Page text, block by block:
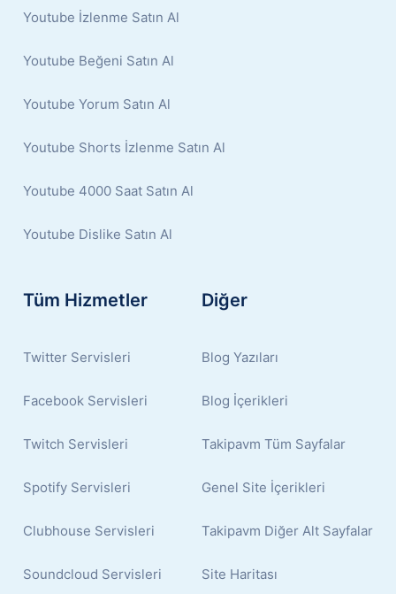
Youtube İzlenme Satın Al
Youtube Beğeni Satın Al
Youtube Yorum Satın Al
Youtube Shorts İzlenme Satın Al
Youtube 4000 Saat Satın Al
Youtube Dislike Satın Al
Tüm Hizmetler
Twitter Servisleri
Facebook Servisleri
Twitch Servisleri
Spotify Servisleri
Clubhouse Servisleri
Soundcloud Servisleri
Diğer
Blog Yazıları
Blog İçerikleri
Takipavm Tüm Sayfalar
Genel Site İçerikleri
Takipavm Diğer Alt Sayfalar
Site Haritası